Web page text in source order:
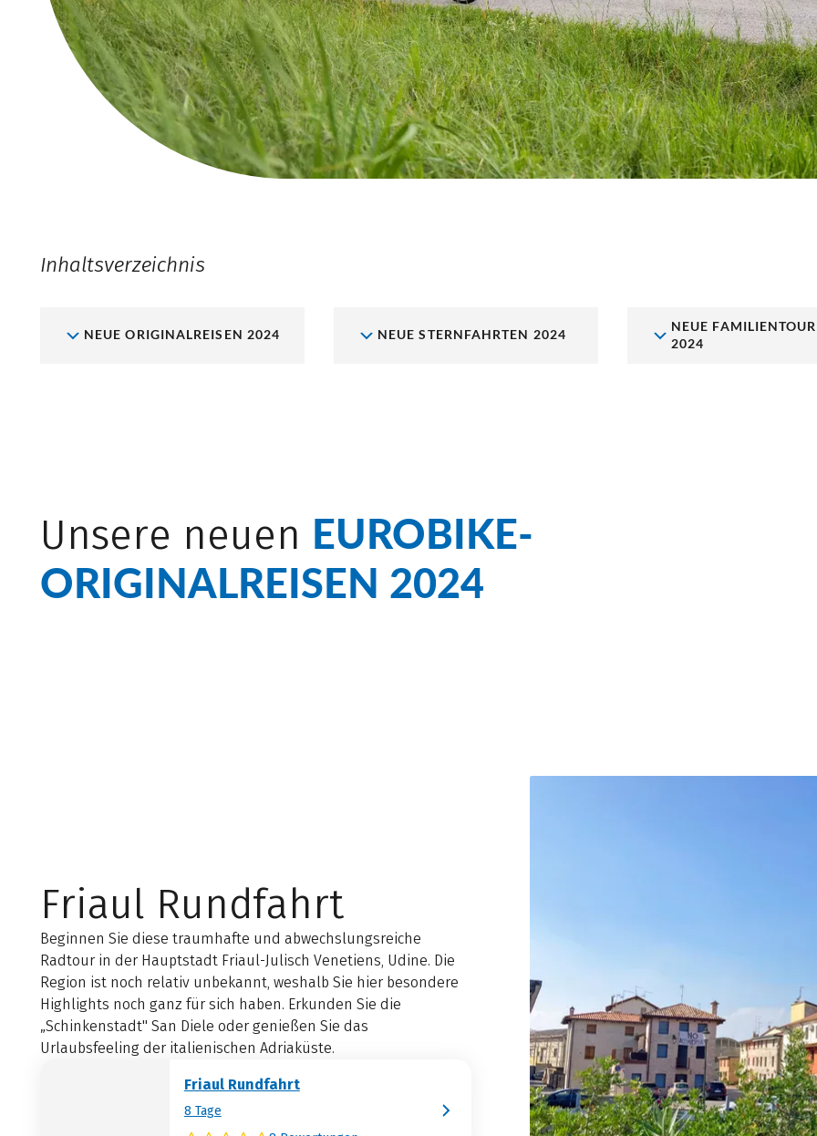
Inhaltsverzeichnis
NEUE ORIGINALREISEN 2024 NEUE STERNFAHRTEN 2024
NEUE
2024
Unsere neuen EUROBIKE-
ORIGINALREISEN 2024
Friaul Rundfahrt
Beginnen Sie diese traumhafte und abwechslungsreiche
Radtour in der Hauptstadt Friaul-Julisch Venetiens, Udine. Die
Region ist noch relativ unbekannt, weshalb Sie hier besondere
Highlights noch ganz für sich haben. Erkunden Sie die
„Schinkenstadt" San Diele oder genießen Sie das
Urlaubsfeeling der italienischen Adriaküste.
Friaul Rundfahrt
8 Tage